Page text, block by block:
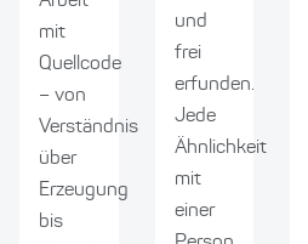
mit
Quellcode
– von
Verständnis
über
Erzeugung
bis
und
frei
erfunden.
Jede
Ähnlichkeit
mit
einer